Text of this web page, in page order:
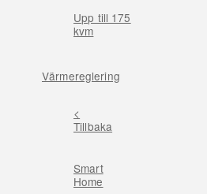
Upp till 175
kvm
Värmereglering
<
Tillbaka
Smart
Home